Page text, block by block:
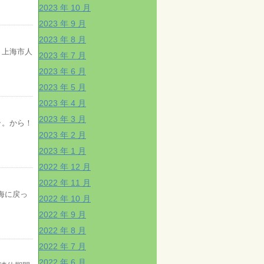
海市人
から！
に戻っ
2023 年 10 月
2023 年 9 月
2023 年 8 月
2023 年 7 月
2023 年 6 月
2023 年 5 月
2023 年 4 月
2023 年 3 月
2023 年 2 月
2023 年 1 月
2022 年 12 月
2022 年 11 月
2022 年 10 月
2022 年 9 月
2022 年 8 月
2022 年 7 月
2022 年 6 月